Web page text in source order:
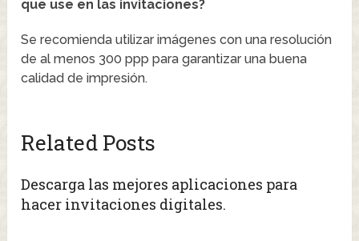
que use en las invitaciones?
Se recomienda utilizar imágenes con una resolución
de al menos 300 ppp para garantizar una buena
calidad de impresión.
Related Posts
Descarga las mejores aplicaciones para
hacer invitaciones digitales.